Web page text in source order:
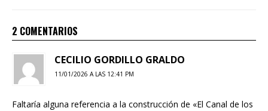
2 COMENTARIOS
CECILIO GORDILLO GRALDO
11/01/2026 A LAS 12:41 PM
Faltaría alguna referencia a la construcción de «El Canal de los